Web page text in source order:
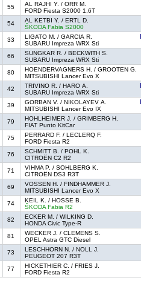
55
AL RAJHI Y. / ORR M.
FORD Fiesta S2000 1,6T
54
AL KETBI Y. / ERTL D.
ŠKODA Fabia S2000
33
LIGATO M. / GARCIA R.
SUBARU Impreza WRX Sti
66
SUNGKAR R. / BECKWITH S.
SUBARU Impreza WRX Sti
80
HOENDERVAGNERS H. / GROOTEN G.
MITSUBISHI Lancer Evo X
42
TRIVINO R. / HARO A.
SUBARU Impreza WRX Sti
39
GORBAN V. / NIKOLAYEV A.
MITSUBISHI Lancer Evo IX
79
HOHLHEIMER J. / GRIMBERG H.
FIAT Punto KitCar
75
PERRARD F. / LECLERQ F.
FORD Fiesta R2
76
SCHMITT B. / POHL K.
CITROËN C2 R2
71
VIHMA P. / SOHLBERG K.
CITROËN DS3 R3T
69
VOSSEN H. / FINDHAMMER J.
MITSUBISHI Lancer Evo X
74
KEIL K. / HOSSE B.
ŠKODA Fabia R2
82
ECKER M. / WILKING D.
HONDA Civic Type-R
81
WECKER J. / CLEMENS S.
OPEL Astra GTC Diesel
73
LESCHHORN N. / NOLL J.
PEUGEOT 207 R3T
77
HICKETHIER C. / FRIES J.
FORD Fiesta R2